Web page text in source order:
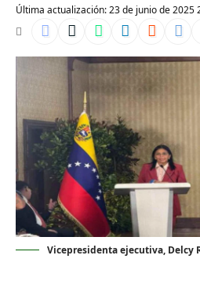
Última actualización: 23 de junio de 2025
Vicepresidenta ejecutiva, Delcy